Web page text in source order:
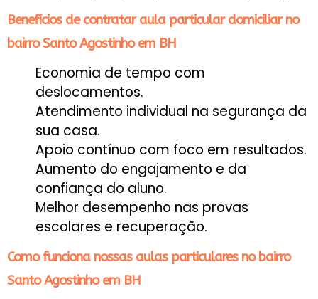
Benefícios de contratar aula particular domiciliar no
bairro Santo Agostinho em BH
Economia de tempo com
deslocamentos.
Atendimento individual na segurança da
sua casa.
Apoio contínuo com foco em resultados.
Aumento do engajamento e da
confiança do aluno.
Melhor desempenho nas provas
escolares e recuperação.
Como funciona nossas aulas particulares no bairro
Santo Agostinho em BH